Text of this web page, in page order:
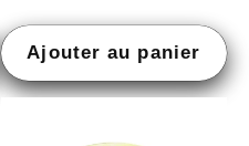
Ajouter au panier